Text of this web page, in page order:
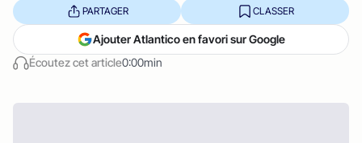
Écoutez cet article0:00min
PARTAGER CLASSER
Ajouter Atlantico en favori sur Google